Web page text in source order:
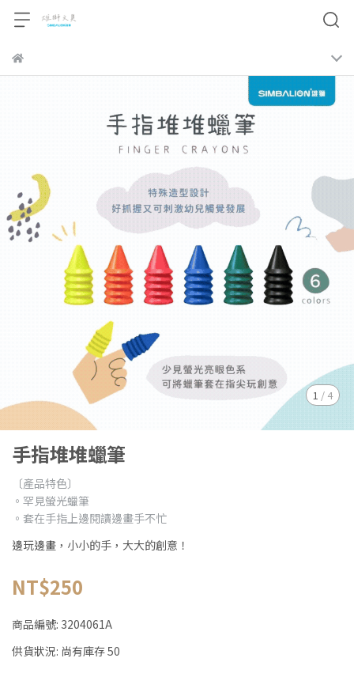
1 / 4
手指堆堆蠟筆
〔產品特色〕
。罕見螢光蠟筆
。套在手指上邊閱讀邊畫手不忙
邊玩邊畫，小小的手，大大的創意！
NT$250
商品編號: 3204061A
供貨狀況: 尚有庫存 50